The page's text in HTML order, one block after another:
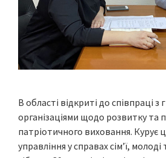
В області відкриті до співпраці
організаціями щодо розвитку та
патріотичного виховання. Курує
управління у справах сім’ї,